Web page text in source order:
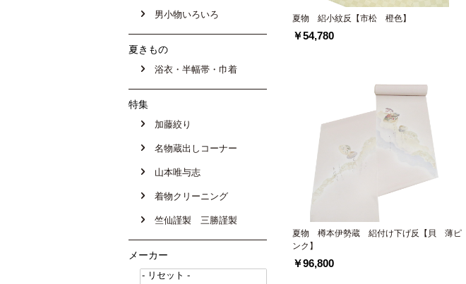
男小物いろいろ
夏きもの
浴衣・半幅帯・巾着
特集
加藤絞り
名物蔵出しコーナー
山本唯与志
着物クリーニング
竺仙謹製 三勝謹製
メーカー
夏物 絽小紋反【市松 橙色】
￥54,780
夏物 樽本伊勢蔵 絽付け下げ反【貝 薄ピ
ンク】
￥96,800